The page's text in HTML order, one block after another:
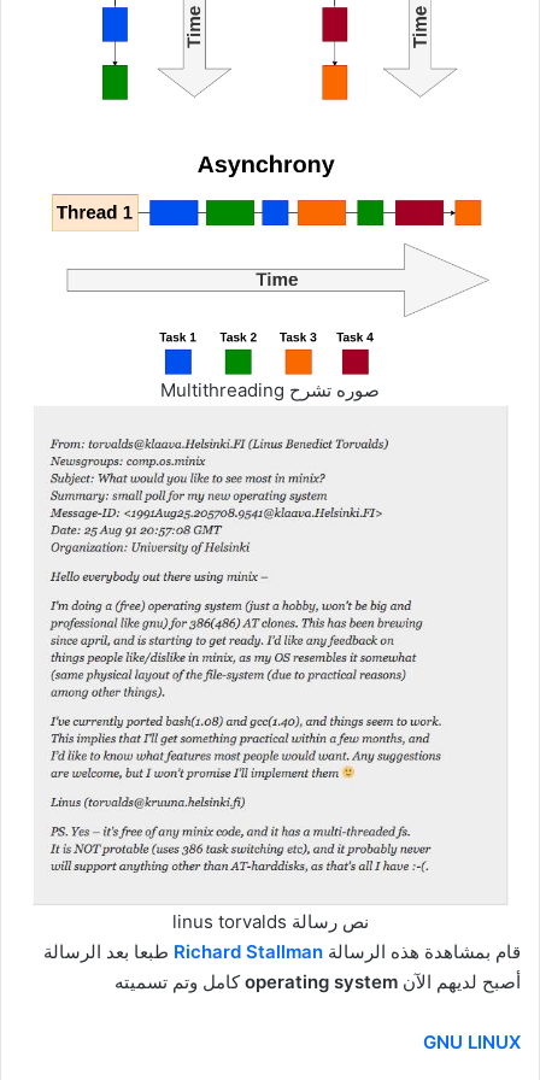
صوره تشرح Multithreading
نص رسالة linus torvalds
قام بمشاهدة هذه الرسالة Richard Stallman طبعا بعد الرسالة
أصبح لديهم الآن operating systemكامل وتم تسميته
GNU LINUX